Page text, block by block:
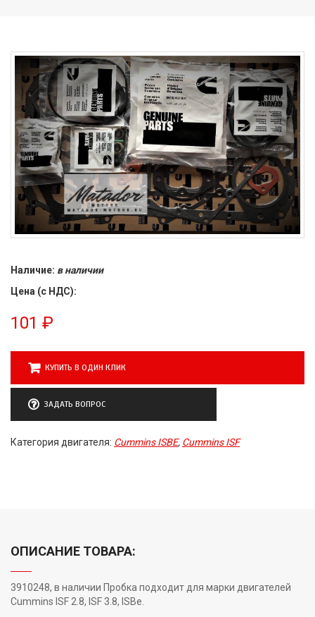
Наличие: в наличии
Цена (с НДС):
101 ₽
КУПИТЬ В ОДИН КЛИК
ЗАДАТЬ ВОПРОС
Категория двигателя: Cummins ISBE, Cummins ISF
ОПИСАНИЕ ТОВАРА:
3910248, в наличии Пробка подходит для марки двигателей
Cummins ISF 2.8, ISF 3.8, ISBe.